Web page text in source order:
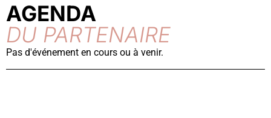
AGENDA
DU PARTENAIRE
Pas d'événement en cours ou à venir.